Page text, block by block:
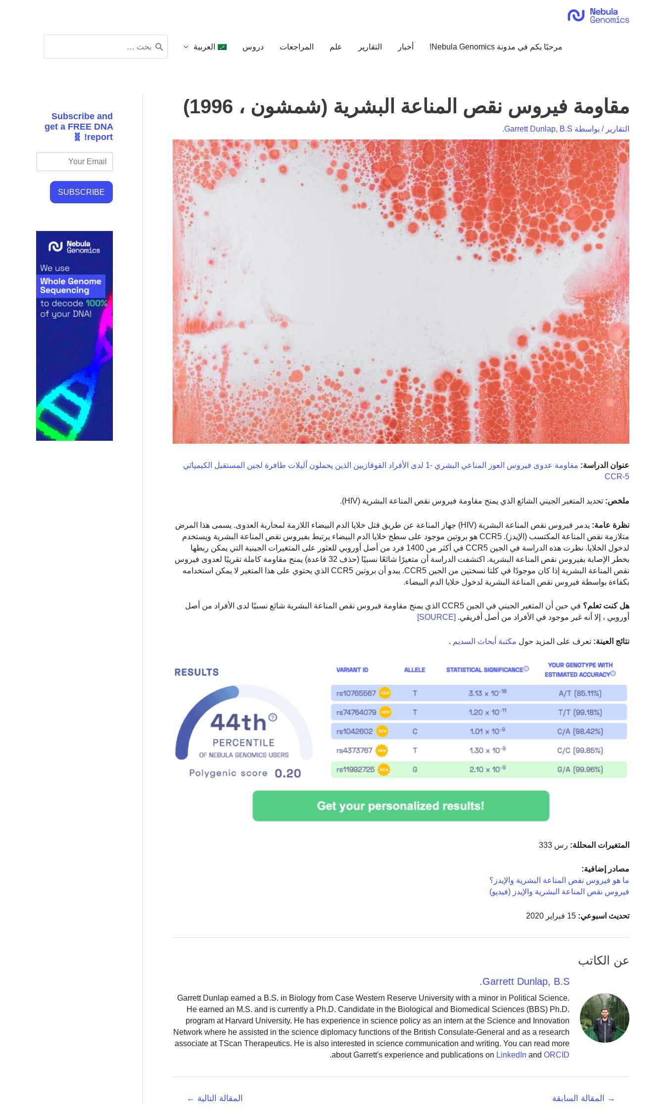
مرحبًا بكم في مدونة Nebula Genomics! أخبار التقارير علم المراجعات دروس العربية
عن:
مقاومة فيروس نقص المناعة البشرية (شمشون ، 1996)
التقارير / بواسطة Garrett Dunlap, B.S.
عنوان الدراسة:
مقاومة عدوى فيروس العوز المناعي البشري -1 لدى الأفراد القوقازيين الذين يحملون أليلات طافرة لجين المستقبل الكيميائي
CCR-5
ملخص: تحديد المتغير الجيني الشائع الذي يمنح مقاومة فيروس نقص المناعة البشرية (HIV).
نظرة عامة:
يدمر فيروس نقص المناعة البشرية (HIV) جهاز المناعة عن طريق قتل خلايا الدم البيضاء اللازمة لمحاربة العدوى. يسمى هذا المرض
متلازمة نقص المناعة المكتسب (الإيدز). CCR5 هو بروتين موجود على سطح خلايا الدم البيضاء يرتبط بفيروس نقص المناعة البشرية ويستخدم
لدخول الخلايا. نظرت هذه الدراسة في الجين CCR5 في أكثر من 1400 فرد من أصل أوروبي للعثور على المتغيرات الجينية التي يمكن ربطها
بخطر الإصابة بفيروس نقص المناعة البشرية. اكتشفت الدراسة أن متغيرًا شائعًا نسبيًا (حذف 32 قاعدة) يمنح مقاومة كاملة تقريبًا لعدوى فيروس
نقص المناعة البشرية إذا كان موجودًا في كلتا نسختين من الجين CCR5. يبدو أن بروتين CCR5 الذي يحتوي على هذا المتغير لا يمكن استخدامه
بكفاءة بواسطة فيروس نقص المناعة البشرية لدخول خلايا الدم البيضاء.
هل كنت تعلم؟
في حين أن المتغير الجيني في الجين CCR5 الذي يمنح مقاومة فيروس نقص المناعة البشرية شائع نسبيًا لدى الأفراد من أصل
أوروبي ، إلا أنه غير موجود في الأفراد من أصل أفريقي. [SOURCE]
نتائج العينة: تعرف على المزيد حول مكتبة أبحاث السديم .
المتغيرات المحللة: رس 333
مصادر إضافية:
ما هو فيروس نقص المناعة البشرية والإيدز؟
فيروس نقص المناعة البشرية والإيدز (فيديو)
تحديث اسبوعي:
عن الكاتب
Garrett Dunlap, B.S.
Garrett Dunlap earned a B.S. in Biology from Case Western Reserve University with a minor in Political Science.
He earned an M.S. and is currently a Ph.D. Candidate in the Biological and Biomedical Sciences (BBS) Ph.D.
program at Harvard University. He has experience in science policy as an intern at the Science and Innovation
Network where he assisted in the science diplomacy functions of the British Consulate-General and as a research
associate at TScan Therapeutics. He is also interested in science communication and writing. You can read more
about Garrett's experience and publications on LinkedIn and ORCID
.
تصفّح→ المقالة السابقة المقالة التالية ←
Subscribe and
get a FREE DNA
report! 🧬
SUBSCRIBE